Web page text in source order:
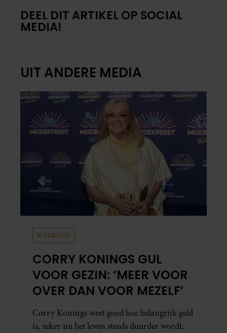
DEEL DIT ARTIKEL OP SOCIAL
MEDIA!
UIT ANDERE MEDIA
WEEKEND
CORRY KONINGS GUL
VOOR GEZIN: ‘MEER VOOR
OVER DAN VOOR MEZELF’
Corry Konings weet goed hoe belangrijk geld
is, zeker nu het leven steeds duurder wordt.